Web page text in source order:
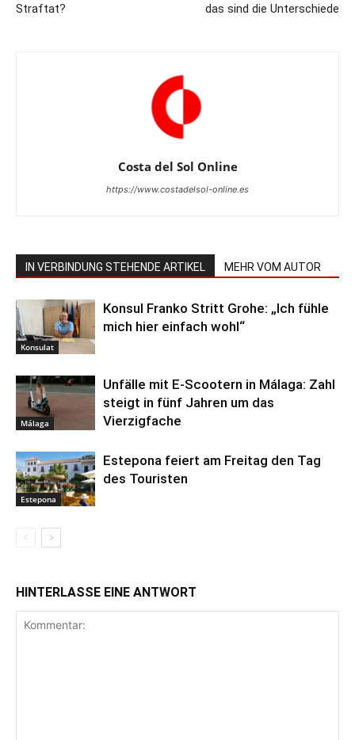
Straftat?
das sind die Unterschiede
Costa del Sol Online
https://www.costadelsol-online.es
IN VERBINDUNG STEHENDE ARTIKEL MEHR VOM AUTOR
Konsulat
Konsul Franko Stritt Grohe: „Ich fühle
mich hier einfach wohl“
Málaga
Unfälle mit E-Scootern in Málaga: Zahl
steigt in fünf Jahren um das
Vierzigfache
Estepona
Estepona feiert am Freitag den Tag
des Touristen
HINTERLASSE EINE ANTWORT